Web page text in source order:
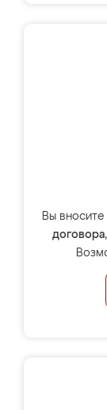
Вы
договора